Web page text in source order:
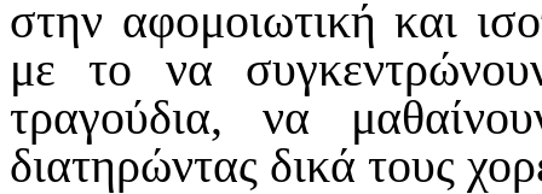
στην αφομοιωτική και
με το να
τραγούδια, να
διατηρώντας δικά τους